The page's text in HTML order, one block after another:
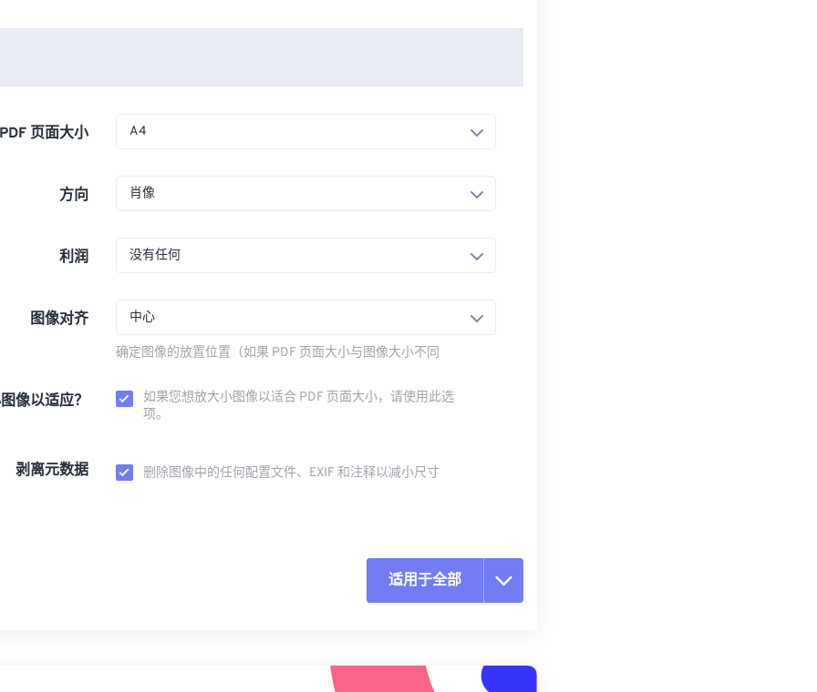
PDF 页面大小 A4
方向 肖像
利润 没有任何
图像对齐 中心
确定图像的放置位置（如果 PDF 页面大小与图像大小不同
像以适应？
如果您想放大小图像以适合 PDF 页面大小，请使用此选
项。
剥离元数据 删除图像中的任何配置文件、EXIF 和注释以减小尺寸
适用于全部
从预设应用